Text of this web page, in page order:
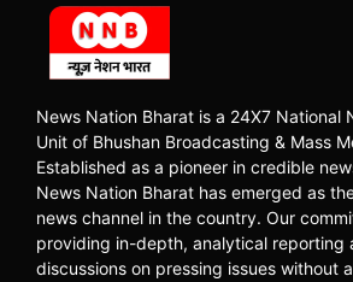
News Nation Bharat is a 24X7 National
Unit of Bhushan Broadcasting & Mass
Established as a pioneer in credible
News Nation Bharat has emerged as
news channel in the country. Our
providing in-depth, analytical reporting
discussions on pressing issues without